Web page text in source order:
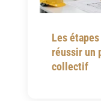
Les
réussir un
collectif